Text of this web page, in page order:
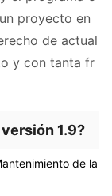
proyecto en
de actual
y con tanta fr
1.9?
de la